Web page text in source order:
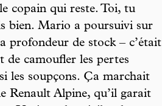
copain qui reste. Toi, tu
bien. Mario a poursuivi sur
profondeur de stock – c’était
camoufler les pertes
les soupçons. Ça marchait
Renault Alpine, qu’il garait